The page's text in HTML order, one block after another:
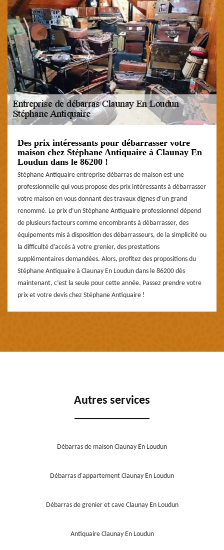
Des prix intéressants pour débarrasser votre
maison chez Stéphane Antiquaire à Claunay En
Loudun dans le 86200 !
Stéphane Antiquaire entreprise débarras de maison est une
professionnelle qui vous propose des prix intéressants à débarrasser
votre maison en vous donnant des travaux dignes d’un grand
renommé. Le prix d’un Stéphane Antiquaire professionnel dépend
de plusieurs facteurs comme encombrants à débarrasser, des
équipements mis à disposition des débarrasseurs, de la simplicité ou
la difficulté d’accès à votre grenier, des prestations
supplémentaires demandées. Alors, profitez des propositions du
Stéphane Antiquaire à Claunay En Loudun dans le 86200 dès
maintenant, c’est la seule pour cette année. Passez prendre votre
prix et votre devis chez Stéphane Antiquaire !
Autres services
Débarras de maison Claunay En Loudun
Débarras d'appartement Claunay En Loudun
Débarras de grenier et cave Claunay En Loudun
Antiquaire Claunay En Loudun